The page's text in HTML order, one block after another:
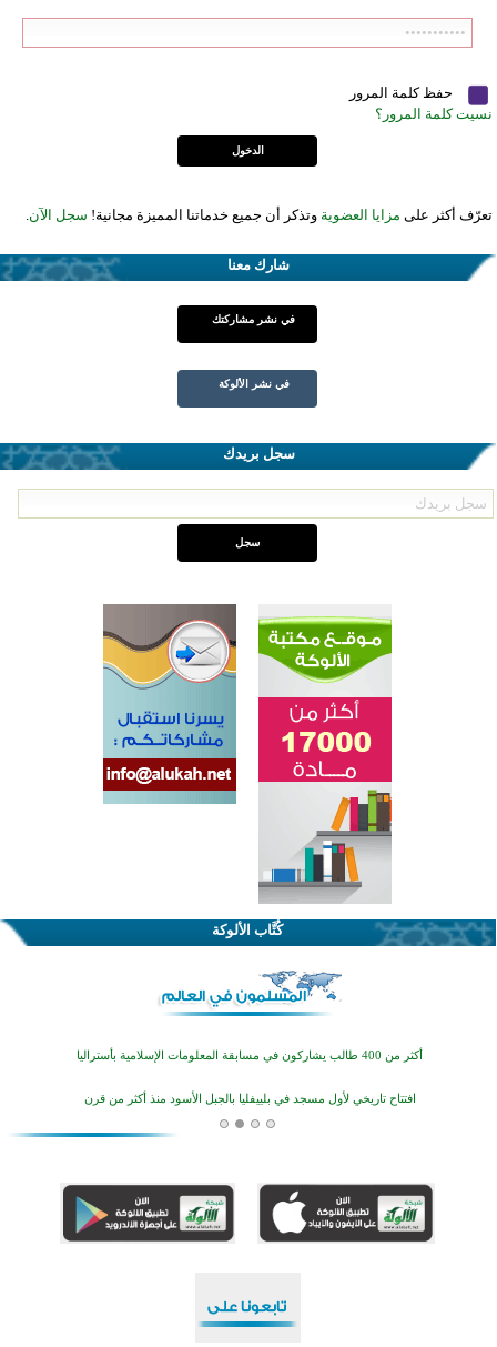
حفظ كلمة المرور
نسيت كلمة المرور؟
تعرّف أكثر على مزايا العضوية وتذكر أن جميع خدماتنا المميزة مجانية! سجل الآن
شارك معنا
في نشر مشاركتك
في نشر الألوكة
سجل بريدك
كُتَّاب الألوكة
القرآن والتربية في صدارة البرامج الصيفية للمسلمين في بينزا وساراتوف وموردوفيا هذا العام
اختتام الدورة التاسعة لمسابقة حفظ وتلاوة القرآن الكريم في أزناكاييف
أكثر من 100 شخص يتعرفون على الإسلام خلال يوم المسجد المفتوح في ميلفيل
اختتام منافسات قرآنية متميزة في بنغلاديش بمشاركة 3000 متسابق
منطقة ريبوفسي تحتفل بميلاد مسجد جديد في أجواء إيمانية مميزة
القرآن والتربية في صدارة البرامج الصيفية للمسلمين في بينزا وساراتوف وموردوفيا هذا العام